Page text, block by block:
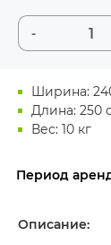
Ширина:
Длина: 250
Вес: 10 кг
Период
-
Описание: